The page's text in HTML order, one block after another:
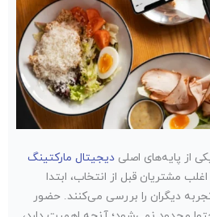
از پایه‌های اصلی دیجیتال مارکتینگ
مشتریان قبل از انتخاب، ابتدا
دیگران را بررسی می‌کنند. حضور